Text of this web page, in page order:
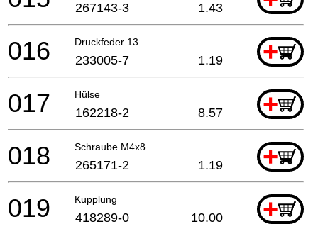
267143-3 1.43
Druckfeder 13 +
016 233005-7 1.19
Hülse +
017 162218-2 8.57
Schraube M4x8 +
018 265171-2 1.19
Kupplung +
019 418289-0 10.00